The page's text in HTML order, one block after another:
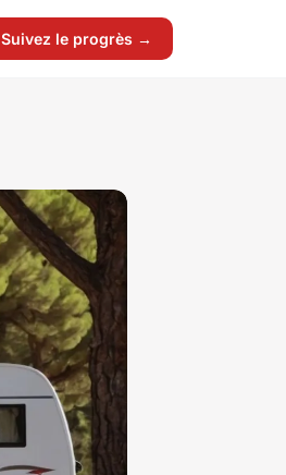
Suivez le progrès →